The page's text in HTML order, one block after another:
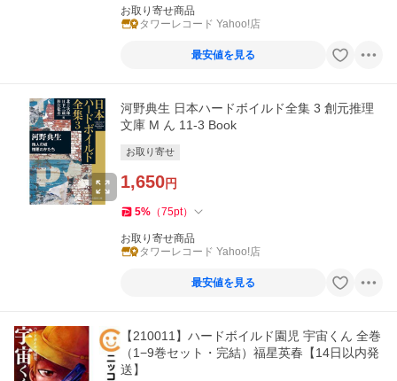
お取り寄せ商品
タワーレコード Yahoo!店
最安値を見る
河野典生 日本ハードボイルド全集 3 創元推理
文庫 M ん 11-3 Book
お取り寄せ
1,650円
5% （75pt）
お取り寄せ商品
タワーレコード Yahoo!店
最安値を見る
【210011】ハードボイルド園児 宇宙くん 全巻
（1−9巻セット・完結）福星英春【14日以内発
送】